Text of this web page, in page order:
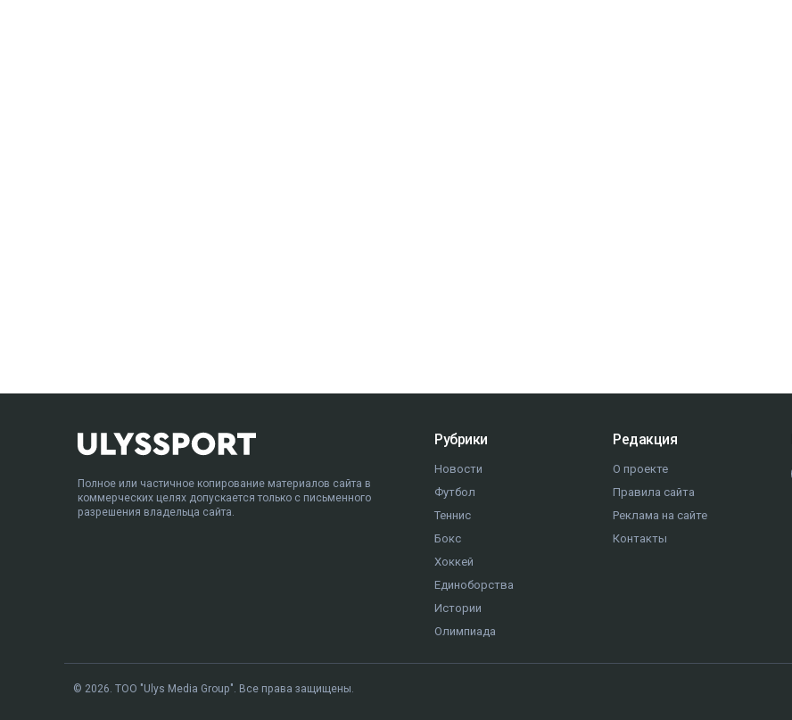
Полное или частичное копирование материалов сайта в
коммерческих целях допускается только с письменного
разрешения владельца сайта.
Рубрики
Новости
Футбол
Теннис
Бокс
Хоккей
Единоборства
Истории
Олимпиада
Редакция
О проекте
Правила сайта
Реклама на сайте
Контакты
© 2026. ТОО "Ulys Media Group". Все права защищены.